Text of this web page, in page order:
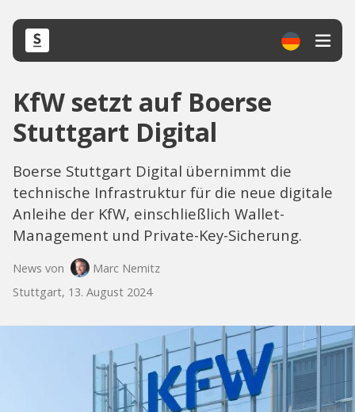
KfW setzt auf Boerse
Stuttgart Digital
Boerse Stuttgart Digital übernimmt die
technische Infrastruktur für die neue digitale
Anleihe der KfW, einschließlich Wallet-
Management und Private-Key-Sicherung.
News von
Marc Nemitz
Stuttgart, 13. August 2024